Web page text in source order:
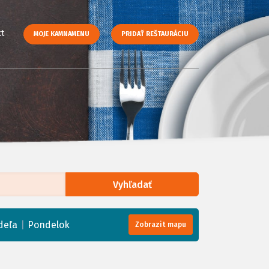
MOJE KAMNAMENU PRIDAŤ REŠTAURÁCIU
Vyhľadať
Pondelok Zobrazit mapu